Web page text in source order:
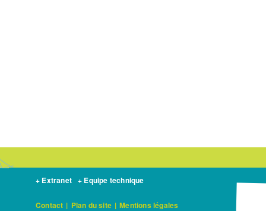
+ Extranet + Equipe technique
Contact | Plan du site | Mentions légales